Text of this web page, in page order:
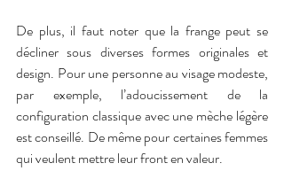
De plus, il faut noter que la frange peut se
décliner sous diverses formes originales et
design. Pour une personne au visage modeste,
par exemple, l’adoucissement de la
configuration classique avec une mèche légère
est conseillé. De même pour certaines femmes
qui veulent mettre leur front en valeur.